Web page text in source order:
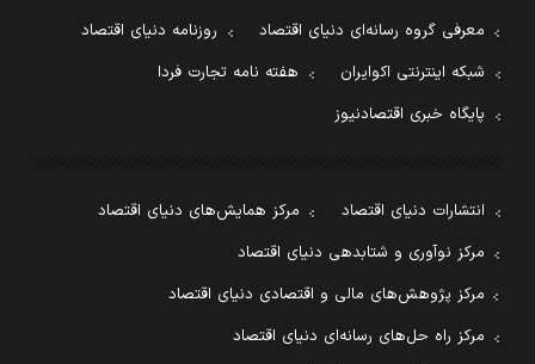
معرفی گروه رسانه‌ای دنیای اقتصاد
روزنامه دنیای اقتصاد
شبکه اینترنتی اکوایران
هفته نامه تجارت فردا
پایگاه خبری اقتصادنیوز
انتشارات دنیای اقتصاد
مرکز همایش‌های دنیای اقتصاد
مرکز نوآوری و شتابدهی دنیای اقتصاد
مرکز پژوهش‌های مالی و اقتصادی دنیای اقتصاد
مرکز راه حل‌های رسانه‌ای دنیای اقتصاد